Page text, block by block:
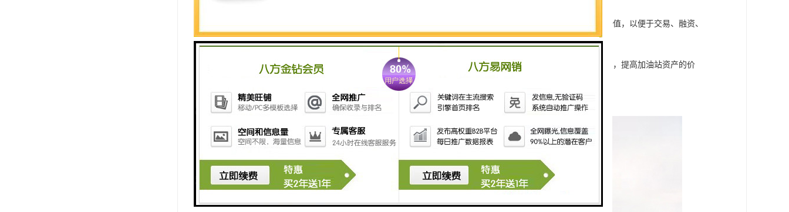
加油站资产评估是对加油站所有权、使用权或经营权等权益的评估。加油站资产评估的目的是确定加油站的价值，以便于交易、融资、
保险、税务等方面的需要。
提高加油站资产的价值：通过加油站资产评估，可以发现加油站的优点和缺点，为加油站经营者提供改进方向，提高加油站资产的价
重新生成